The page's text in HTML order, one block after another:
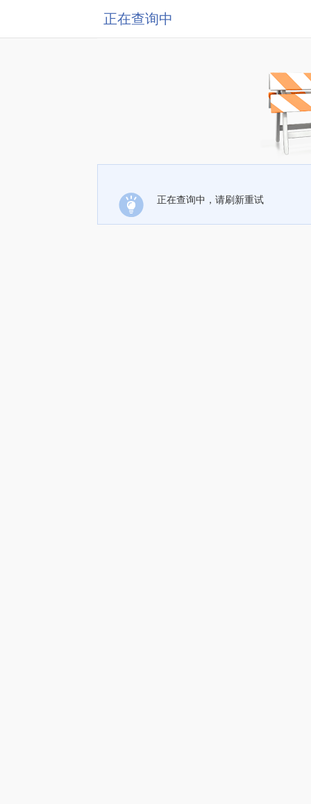
正在查询中
正在查询中，请刷新重试